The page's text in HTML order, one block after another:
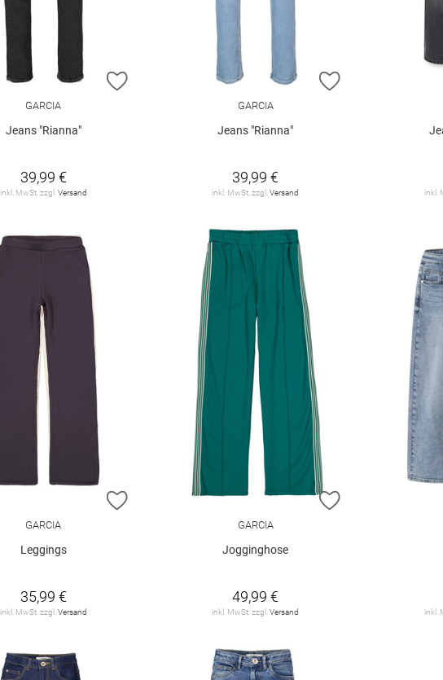
ZUR WUNSCHLISTE HINZUFÜGEN
GARCIA
Jeans "Rianna"
39,99 €
inkl. MwSt. zzgl. Versand
ZUR
GARCIA
Jeans "Rianna"
39,99 €
inkl. MwSt. zzgl.Versand inkl.
ZUR WUNSCHLISTE HINZUFÜGEN
GARCIA
Leggings
35,99 €
inkl. MwSt. zzgl. Versand
ZUR
GARCIA
Jogginghose
49,99 €
inkl. MwSt. zzgl.Versand inkl.